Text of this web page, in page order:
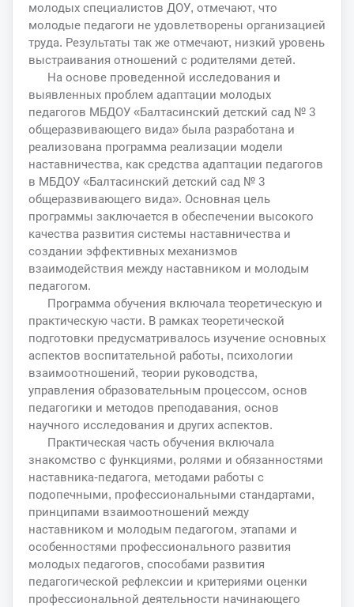
молодых специалистов ДОУ, отмечают, что
молодые педагоги не удовлетворены организацией
труда. Результаты так же отмечают, низкий уровень
выстраивания отношений с родителями детей.
На основе проведенной исследования и
выявленных проблем адаптации молодых
педагогов МБДОУ «Балтасинский детский сад № 3
общеразвивающего вида» была разработана и
реализована программа реализации модели
наставничества, как средства адаптации педагогов
в МБДОУ «Балтасинский детский сад № 3
общеразвивающего вида». Основная цель
программы заключается в обеспечении высокого
качества развития системы наставничества и
создании эффективных механизмов
взаимодействия между наставником и молодым
педагогом.
Программа обучения включала теоретическую и
практическую части. В рамках теоретической
подготовки предусматривалось изучение основных
аспектов воспитательной работы, психологии
взаимоотношений, теории руководства,
управления образовательным процессом, основ
педагогики и методов преподавания, основ
научного исследования и других аспектов.
Практическая часть обучения включала
знакомство с функциями, ролями и обязанностями
наставника-педагога, методами работы с
подопечными, профессиональными стандартами,
принципами взаимоотношений между
наставником и молодым педагогом, этапами и
особенностями профессионального развития
молодых педагогов, способами развития
педагогической рефлексии и критериями оценки
профессиональной деятельности начинающего